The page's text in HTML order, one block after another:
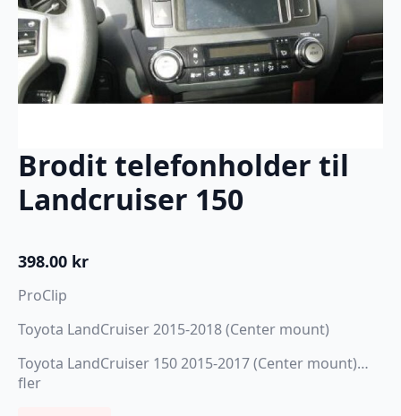
Brodit telefonholder til
Landcruiser 150
398.00 kr
ProClip
Toyota LandCruiser 2015-2018 (Center mount)
Toyota LandCruiser 150 2015-2017 (Center mount)…
fler